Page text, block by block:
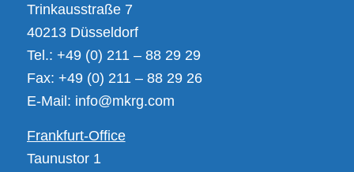
Trinkausstraße 7
40213 Düsseldorf
Tel.: +49 (0) 211 – 88 29 29
Fax: +49 (0) 211 – 88 29 26
E-Mail: info@mkrg.com
Frankfurt-Office
Taunustor 1